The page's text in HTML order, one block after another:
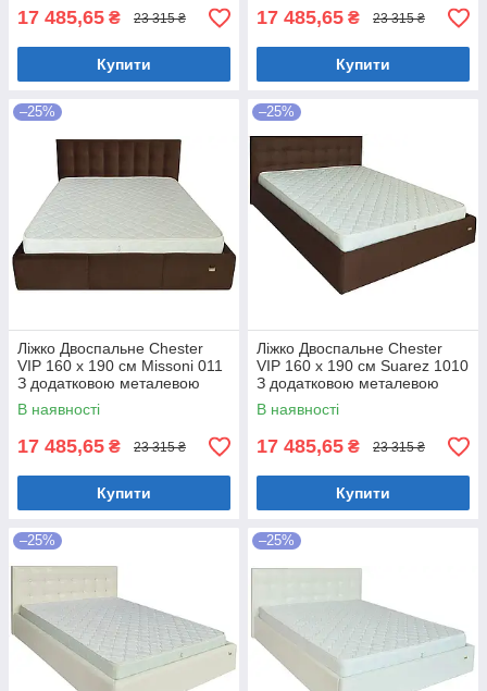
17 485,65 ₴ 23 315 ₴
Купити
17 485,65 ₴ 23 315 ₴
Купити
–25%
Ліжко Двоспальне Chester
VIP 160 х 190 см Missoni 011
З додатковою металевою
цільнозварною рамою
Темно-коричневий
В наявності
17 485,65 ₴ 23 315 ₴
Купити
–25%
Ліжко Двоспальне Chester
VIP 160 х 190 см Suarez 1010
З додатковою металевою
цільнозварною рамою
Коричневий
В наявності
17 485,65 ₴ 23 315 ₴
Купити
–25% –25%